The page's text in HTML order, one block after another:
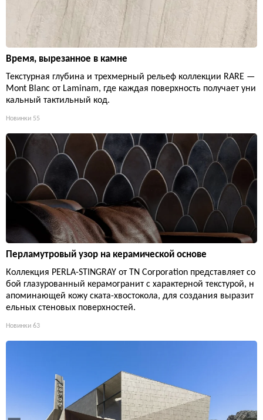
Время, вырезанное в камне
Текстурная глубина и трехмерный рельеф коллекции RARE —
Mont Blanc от Laminam, где каждая поверхность получает уни
кальный тактильный код.
Новинки 55
Перламутровый узор на керамической основе
Коллекция PERLA-STINGRAY от TN Corporation представляет со
бой глазурованный керамогранит с характерной текстурой, н
апоминающей кожу ската-хвостокола, для создания выразит
ельных стеновых поверхностей.
Новинки 63